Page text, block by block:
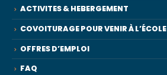
ACTIVITES & HEBERGEMENT
COVOITURAGE POUR VENIR À L’ÉCOLE
OFFRES D’EMPLOI
FAQ